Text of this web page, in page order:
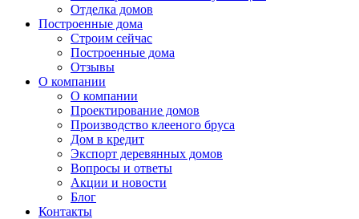
Отделка домов
Построенные дома
Строим сейчас
Построенные дома
Отзывы
О компании
О компании
Проектирование домов
Производство клееного бруса
Дом в кредит
Экспорт деревянных домов
Вопросы и ответы
Акции и новости
Блог
Контакты